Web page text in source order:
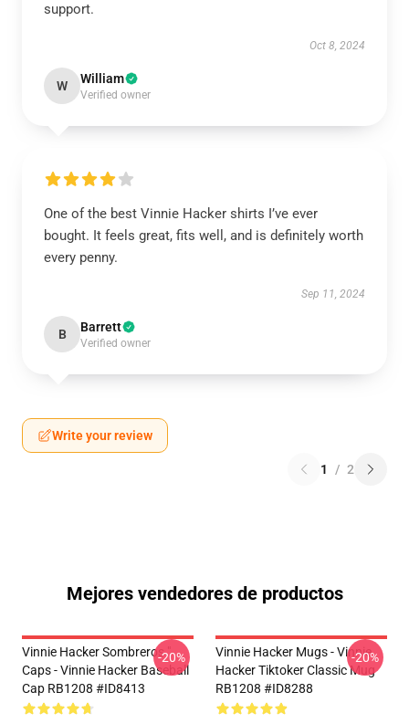
support.
Oct 8, 2024
W William
Verified owner
One of the best Vinnie Hacker shirts I’ve ever
bought. It feels great, fits well, and is definitely worth
every penny.
Sep 11, 2024
B Barrett
Verified owner
Write your review
1 / 2
Mejores vendedores de productos
Vinnie Hacker Sombreros "
Caps - Vinnie Hacker Baseball
Cap RB1208 #ID8413
-20%
Vinnie Hacker Mugs - Vinnie
Hacker Tiktoker Classic Mug
RB1208 #ID8288
-20%